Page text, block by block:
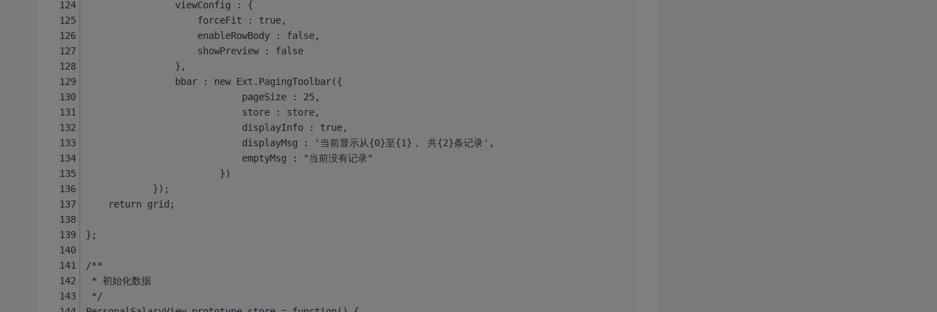
				viewConfig : {
					forceFit : true,
					enableRowBody : false,
					showPreview : false
				},
				bbar : new Ext.PagingToolbar({
							pageSize : 25,
							store : store,
							displayInfo : true,
							displayMsg : '当前显示从{0}至{1}， 共{2}条记录',
							emptyMsg : "当前没有记录"
						})
			});
	return grid;
};
/**
* 初始化数据
*/